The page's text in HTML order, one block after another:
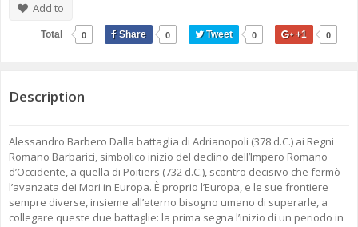
Add to
Total 0 Share 0 Tweet 0 +1 0
Description
Alessandro Barbero Dalla battaglia di Adrianopoli (378 d.C.) ai Regni
Romano Barbarici, simbolico inizio del declino dell’Impero Romano
d’Occidente, a quella di Poitiers (732 d.C.), scontro decisivo che fermò
l’avanzata dei Mori in Europa. È proprio l’Europa, e le sue frontiere
sempre diverse, insieme all’eterno bisogno umano di superarle, a
collegare queste due battaglie: la prima segna l’inizio di un periodo in